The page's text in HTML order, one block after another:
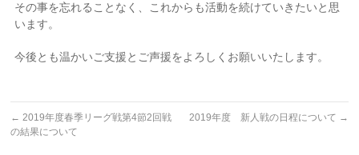
その事を忘れることなく、これからも活動を続けていきたいと思
います。
今後とも温かいご支援とご声援をよろしくお願いいたします。
← 2019年度春季リーグ戦第4節2回戦
の結果について
2019年度 新人戦の日程について →